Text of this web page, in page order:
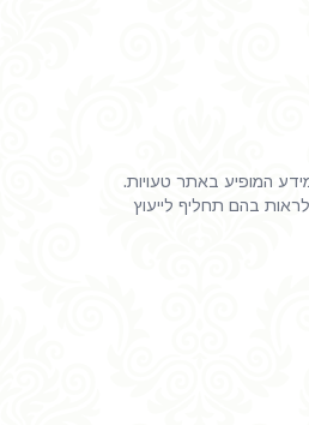
המופיע באתר טעויות.
בהם תחליף לייעוץ